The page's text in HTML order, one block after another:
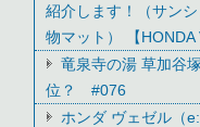
紹介します！（サン
物マット） 【HONDA
竜泉寺の湯 草加谷
位？ #076
ホンダ ヴェゼル（